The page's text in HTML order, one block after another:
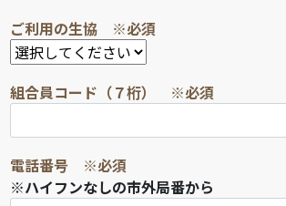
ご利用の生協 ※必須
組合員コード（７桁） ※必須
電話番号 ※必須
※ハイフンなしの市外局番から